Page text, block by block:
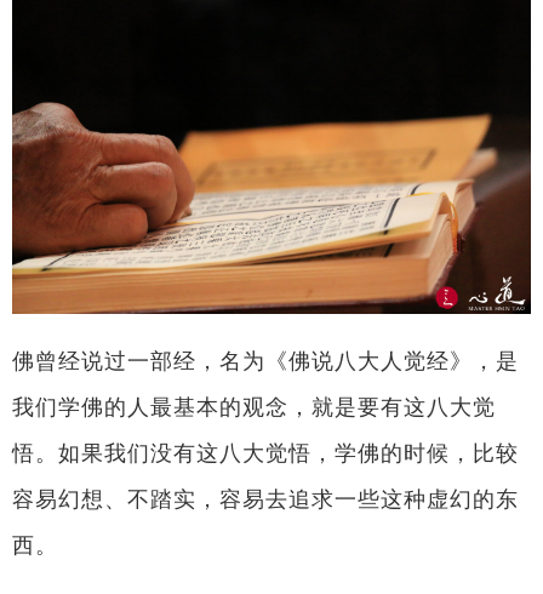
佛曾经说过一部经，名为《佛说八大人觉经》，是
我们学佛的人最基本的观念，就是要有这八大觉
悟。如果我们没有这八大觉悟，学佛的时候，比较
容易幻想、不踏实，容易去追求一些这种虚幻的东
西。